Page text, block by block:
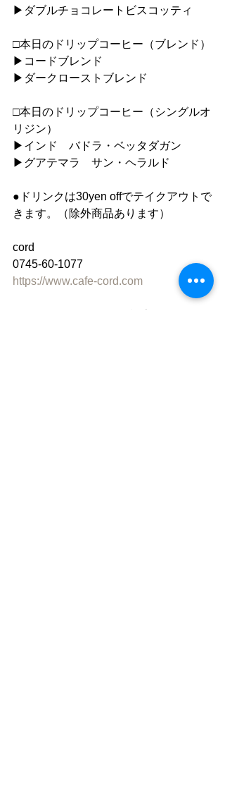
▶︎ダブルチョコレートビスコッティ
□本日のドリップコーヒー（ブレンド）
▶︎コードブレンド
▶︎ダークローストブレンド
□本日のドリップコーヒー（シングルオ
リジン）
▶︎インド　バドラ・ベッタダガン
▶︎グアテマラ　サン・ヘラルド
●ドリンクは30yen offでテイクアウトで
きます。（除外商品あります）
cord
0745-60-1077
https://www.cafe-cord.com